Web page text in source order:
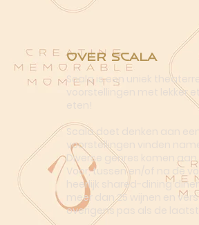
Over Scala
Scala is een uniek
voorstellingen met lekker
Scala doet denken aan
voorstellingen vinden
Diverse genres komen
Voor, tussen en/of na de
heerlijk shared-dining
meer dan 25 wijnen en
overigens pas als de